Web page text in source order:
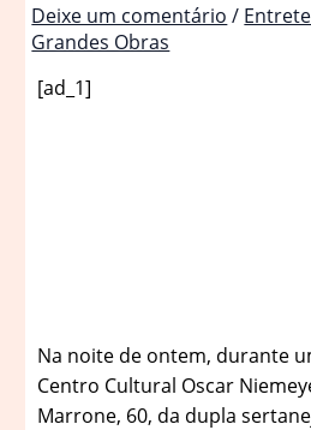
Deixe um comentário /
Grandes Obras
[ad_1]
Na noite de ontem, durante
Centro Cultural Oscar
Marrone, 60, da dupla